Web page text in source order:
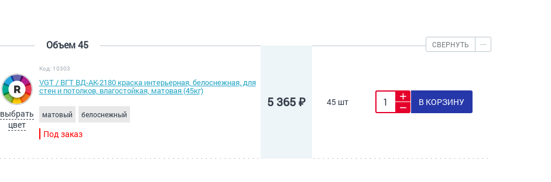
Объем 45 СВЕРНУТЬ
выбрать
цвет
Код: 10303
VGT / ВГТ ВД-АК-2180 краска интерьерная, белоснежная, для
стен и потолков, влагостойкая, матовая (45кг)
матовый белоснежный
Под заказ
5 365 ₽ 45 шт В КОРЗИНУ